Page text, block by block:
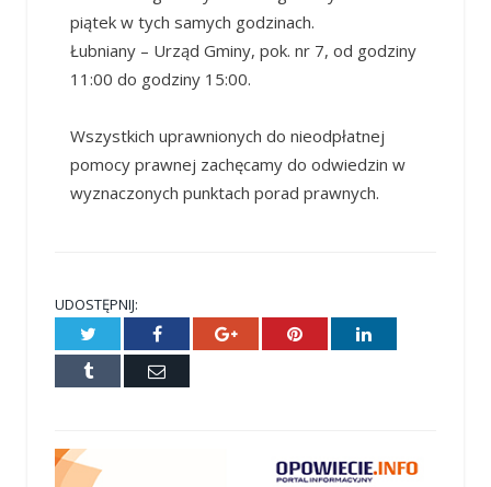
piątek w tych samych godzinach.
Łubniany – Urząd Gminy, pok. nr 7, od godziny
11:00 do godziny 15:00.
Wszystkich uprawnionych do nieodpłatnej
pomocy prawnej zachęcamy do odwiedzin w
wyznaczonych punktach porad prawnych.
UDOSTĘPNIJ:
Twitter Facebook Google+ Pinterest LinkedIn
Tumblr
E-